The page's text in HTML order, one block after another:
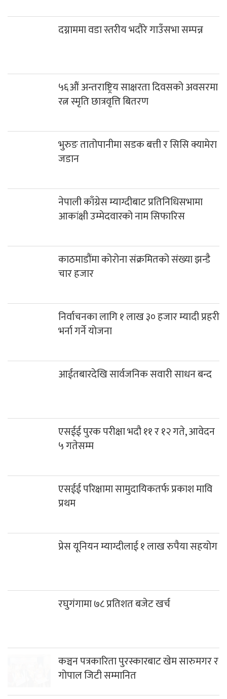
दग्नाममा वडा स्तरीय भदौरे गाउँसभा सम्पन्न
५६औं अन्तराष्ट्रिय साक्षरता दिवसको अवसरमा
रत्न स्मृति छात्रवृत्ति बितरण
भुरुङ तातोपानीमा सडक बत्ती र सिसि क्यामेरा
जडान
नेपाली काँग्रेस म्याग्दीबाट प्रतिनिधिसभामा
आकांक्षी उम्मेदवारको नाम सिफारिस
काठमाडौंमा कोरोना संक्रमितको संख्या झन्डै
चार हजार
निर्वाचनका लागि १ लाख ३० हजार म्यादी प्रहरी
भर्ना गर्ने योजना
आईतबारदेखि सार्वजनिक सवारी साधन बन्द
एसईई पुरक परीक्षा भदौ ११ र १२ गते, आवेदन
५ गतेसम्म
एसईई परिक्षामा सामुदायिकतर्फ प्रकाश मावि
प्रथम
प्रेस यूनियन म्याग्दीलाई १ लाख रुपैया सहयोग
रघुगंगामा ७८ प्रतिशत बजेट खर्च
कञ्चन पत्रकारिता पुरस्कारबाट खेम सारुमगर र
गोपाल जिटी सम्मानित